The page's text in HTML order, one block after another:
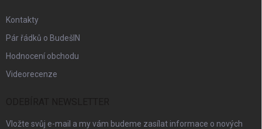
Kontakty
Pár řádků o BudešIN
Hodnocení obchodu
Videorecenze
Vložte svůj e-mail a my vám budeme zasílat informace o nových